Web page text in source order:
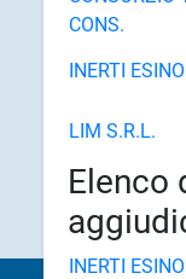
CONS.
INERTI
LIM S.R.L.
Elenco
INERTI